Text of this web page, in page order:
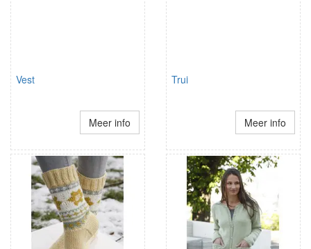
Vest
Meer info
Trui
Meer info